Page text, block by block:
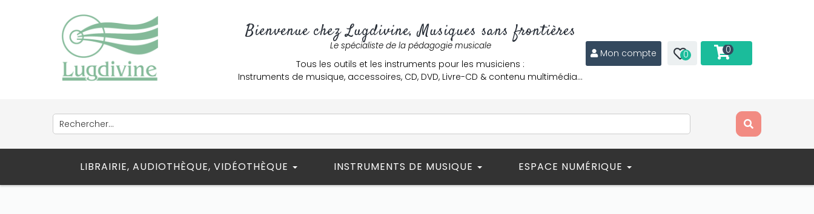
Bienvenue chez Lugdivine, Musiques sans frontières
Le spécialiste de la pédagogie musicale
Tous les outils et les instruments pour les musiciens :
Instruments de musique, accessoires, CD, DVD, Livre-CD & contenu multimédia…
Mon compte 0 0
LIBRAIRIE, AUDIOTHÈQUE, VIDÉOTHÈQUE INSTRUMENTS DE MUSIQUE ESPACE NUMÉRIQUE